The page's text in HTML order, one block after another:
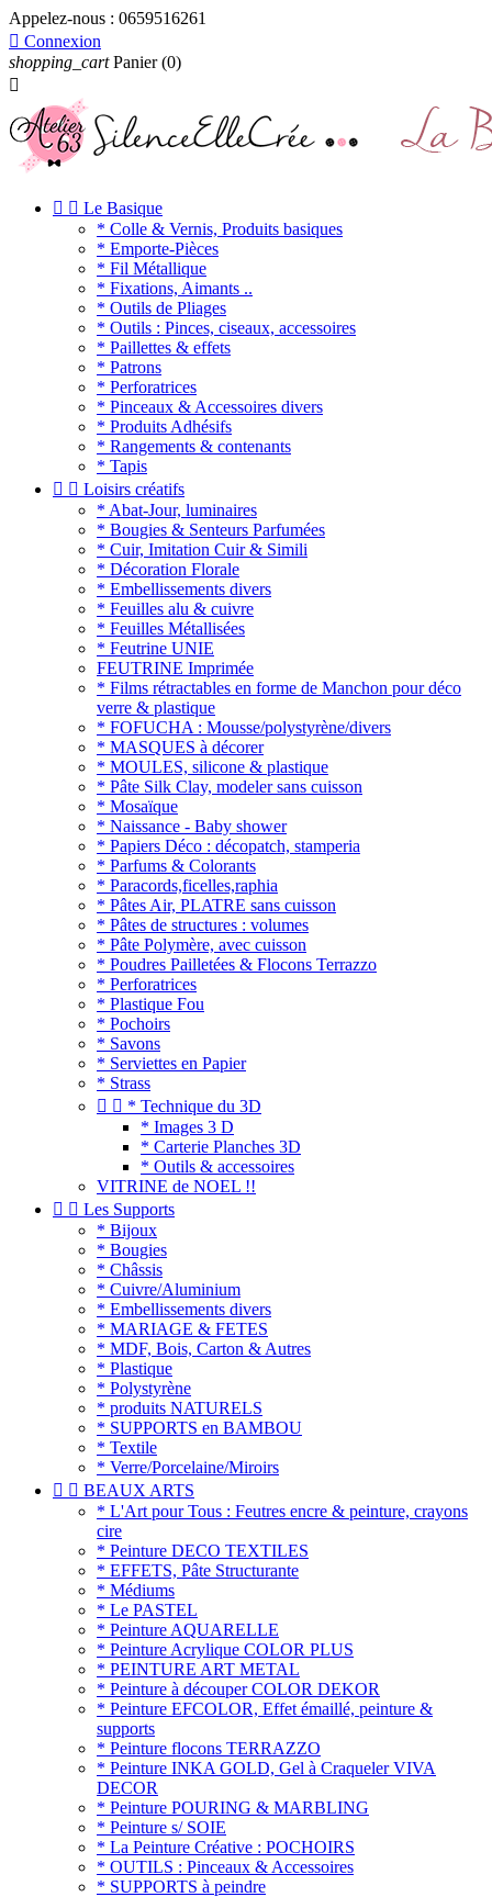
Appelez-nous : 0659516261
 Connexion
shopping_cart Panier (0)

  Le Basique
* Colle & Vernis, Produits basiques
* Emporte-Pièces
* Fil Métallique
* Fixations, Aimants ..
* Outils de Pliages
* Outils : Pinces, ciseaux, accessoires
* Paillettes & effets
* Patrons
* Perforatrices
* Pinceaux & Accessoires divers
* Produits Adhésifs
* Rangements & contenants
* Tapis
  Loisirs créatifs
* Abat-Jour, luminaires
* Bougies & Senteurs Parfumées
* Cuir, Imitation Cuir & Simili
* Décoration Florale
* Embellissements divers
* Feuilles alu & cuivre
* Feuilles Métallisées
* Feutrine UNIE
FEUTRINE Imprimée
* Films rétractables en forme de Manchon pour déco
verre & plastique
* FOFUCHA : Mousse/polystyrène/divers
* MASQUES à décorer
* MOULES, silicone & plastique
* Pâte Silk Clay, modeler sans cuisson
* Mosaïque
* Naissance - Baby shower
* Papiers Déco : décopatch, stamperia
* Parfums & Colorants
* Paracords,ficelles,raphia
* Pâtes Air, PLATRE sans cuisson
* Pâtes de structures : volumes
* Pâte Polymère, avec cuisson
* Poudres Pailletées & Flocons Terrazzo
* Perforatrices
* Plastique Fou
* Pochoirs
* Savons
* Serviettes en Papier
* Strass
  * Technique du 3D
* Images 3 D
* Carterie Planches 3D
* Outils & accessoires
VITRINE de NOEL !!
  Les Supports
* Bijoux
* Bougies
* Châssis
* Cuivre/Aluminium
* Embellissements divers
* MARIAGE & FETES
* MDF, Bois, Carton & Autres
* Plastique
* Polystyrène
* produits NATURELS
* SUPPORTS en BAMBOU
* Textile
* Verre/Porcelaine/Miroirs
  BEAUX ARTS
* L'Art pour Tous : Feutres encre & peinture, crayons
cire
* Peinture DECO TEXTILES
* EFFETS, Pâte Structurante
* Médiums
* Le PASTEL
* Peinture AQUARELLE
* Peinture Acrylique COLOR PLUS
* PEINTURE ART METAL
* Peinture à découper COLOR DEKOR
* Peinture EFCOLOR, Effet émaillé, peinture &
supports
* Peinture flocons TERRAZZO
* Peinture INKA GOLD, Gel à Craqueler VIVA
DECOR
* Peinture POURING & MARBLING
* Peinture s/ SOIE
* La Peinture Créative : POCHOIRS
* OUTILS : Pinceaux & Accessoires
* SUPPORTS à peindre